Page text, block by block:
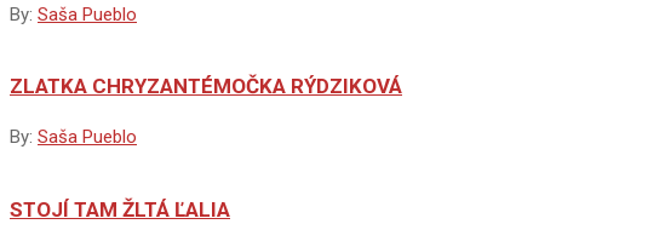
By: Saša Pueblo
ZLATKA CHRYZANTÉMOČKA RÝDZIKOVÁ
By: Saša Pueblo
STOJÍ TAM ŽLTÁ ĽALIA